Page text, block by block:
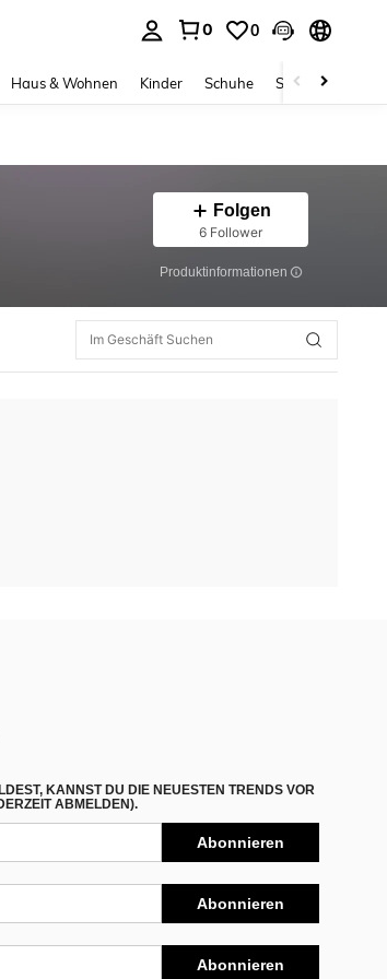
0 0
Haus & Wohnen Kinder Schuhe Schmuck &
Folgen
6 Follower
Produktinformationen
KANNST DU DIE NEUESTEN TRENDS VOR
ABMELDEN).
Abonnieren
Abonnieren
Abonnieren